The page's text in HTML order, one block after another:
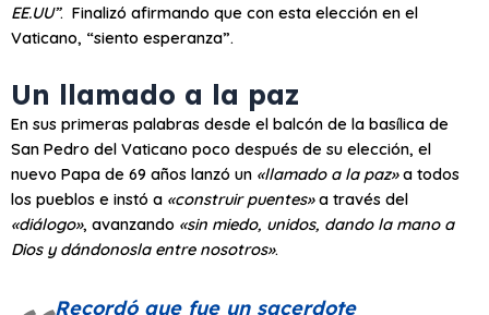
EE.UU”. Finalizó afirmando que con esta elección en el
Vaticano, “siento esperanza”.
Un llamado a la paz
En sus primeras palabras desde el balcón de la basílica de
San Pedro del Vaticano poco después de su elección, el
nuevo Papa de 69 años lanzó un «llamado a la paz»a todos
los pueblos e instó a «construir puentes»a través del
«diálogo», avanzando «sin miedo, unidos, dando la mano a
Dios y dándonosla entre nosotros».
Recordó que fue un sacerdote